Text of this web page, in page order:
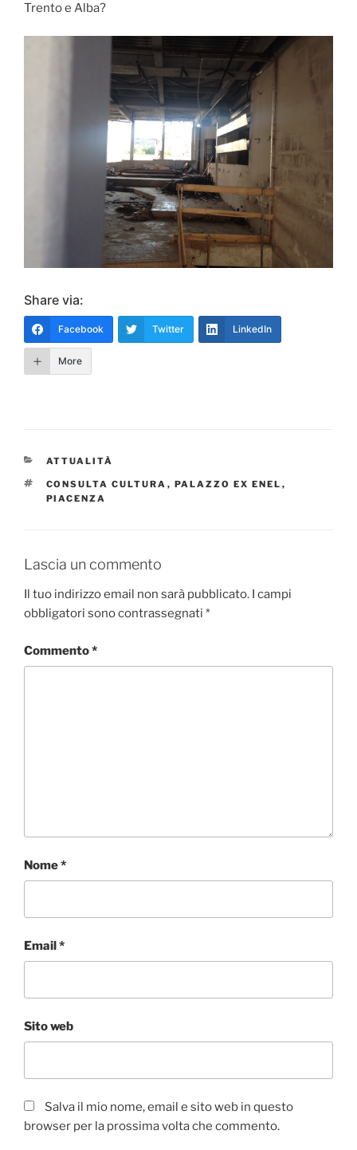
Trento e Alba?
Share via:
Facebook Twitter LinkedIn
More
CATEGORIE
ATTUALITÀ
TAG
CONSULTA CULTURA , PALAZZO EX ENEL ,
PIACENZA
Lascia un commento
Il tuo indirizzo email non sarà pubblicato. I campi
obbligatori sono contrassegnati *
Commento*
Nome*
Email*
Sito web
Salva il mio nome, email e sito web in questo
browser per la prossima volta che commento.